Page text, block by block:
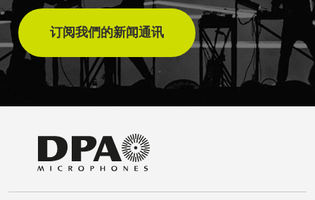
订阅我們的新闻通讯